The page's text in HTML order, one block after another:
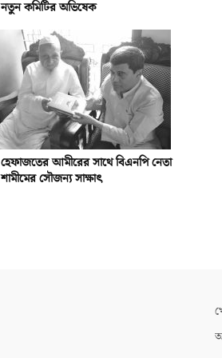
নতুন কমিটির অভিষেক
হেফাজতের আমীরের সাথে বিএনপি নেতা
শামীমের সৌজন্য সাক্ষাৎ